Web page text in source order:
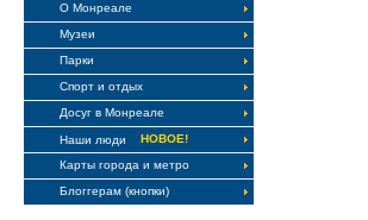
О Монреале
Музеи
Парки
Спорт и отдых
Досуг в Монреале
Наши люди
НОВОЕ!
Карты города и метро
Блоггерам (кнопки)